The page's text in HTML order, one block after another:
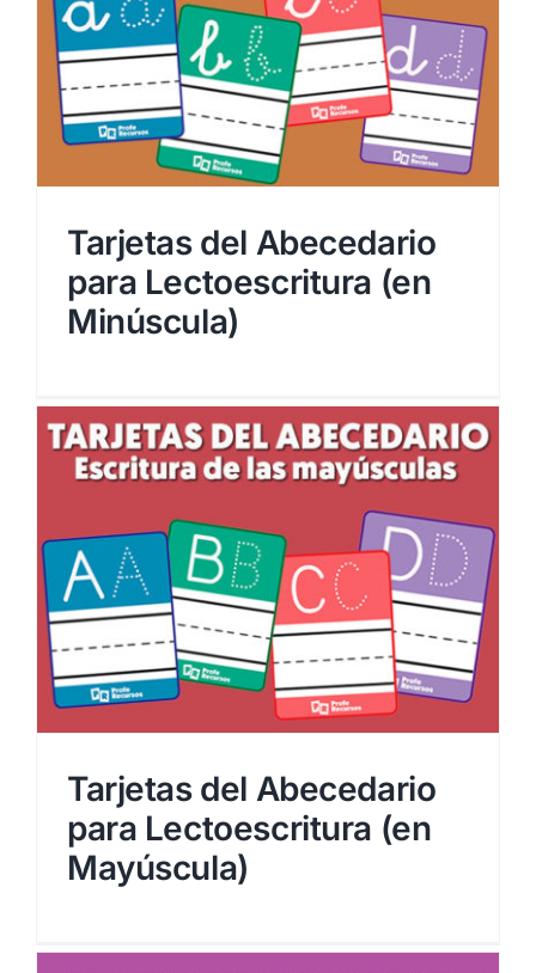
Tarjetas del Abecedario
para Lectoescritura (en
Minúscula)
Tarjetas del Abecedario
para Lectoescritura (en
Mayúscula)